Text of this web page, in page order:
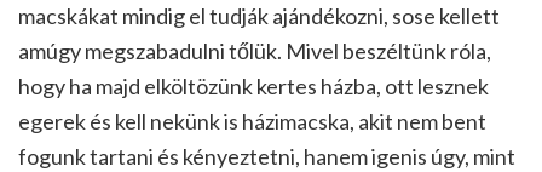
macskákat mindig el tudják ajándékozni, sose kellett
amúgy megszabadulni tőlük. Mivel beszéltünk róla,
hogy ha majd elköltözünk kertes házba, ott lesznek
egerek és kell nekünk is házimacska, akit nem bent
fogunk tartani és kényeztetni, hanem igenis úgy, mint